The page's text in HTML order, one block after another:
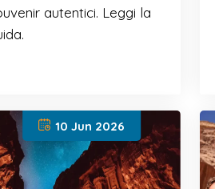
autentici. Leggi la
10 Jun 2026